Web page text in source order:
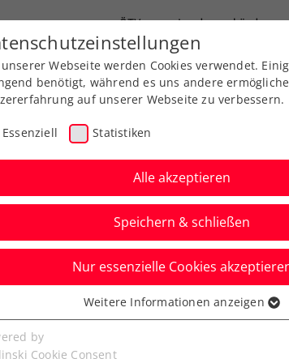
ÖTV Landesverbände
Ausbildung Services Über uns
by
imposanter Sieg
Webseite werden Cookies verwendet.
benötigt, während es uns andere
auf unserer Webseite zu verbessern.
Essenziell Statistiken
Alle akzeptieren
Speichern & schließen
Nur essenzielle Cookies
Cookies werden für grundlegende
benötigt. Dadurch ist gewährleistet, dass
Weitere Informationen anzeigen
by
Cookie Consent